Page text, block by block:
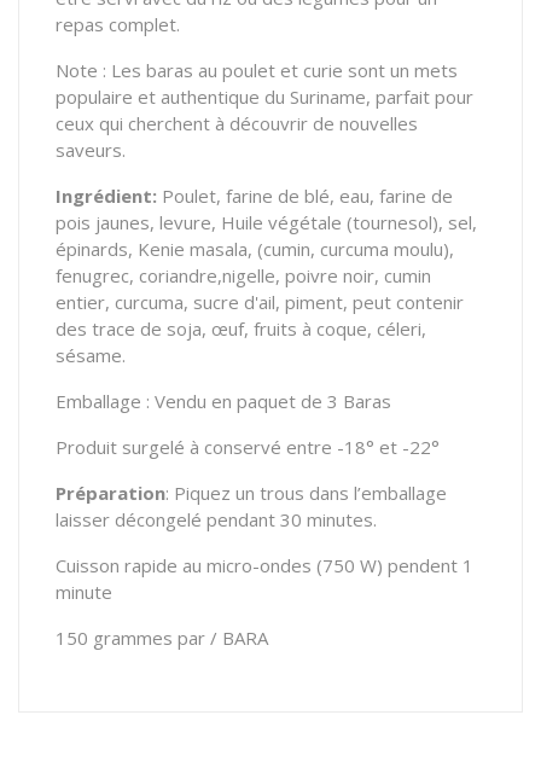
repas complet.
Note : Les baras au poulet et curie sont un mets
populaire et authentique du Suriname, parfait pour
ceux qui cherchent à découvrir de nouvelles
saveurs.
Ingrédient: Poulet, farine de blé, eau, farine de
pois jaunes, levure, Huile végétale (tournesol), sel,
épinards, Kenie masala, (cumin, curcuma moulu),
fenugrec, coriandre,nigelle, poivre noir, cumin
entier, curcuma, sucre d'ail, piment, peut contenir
des trace de soja, œuf, fruits à coque, céleri,
sésame.
Emballage : Vendu en paquet de 3 Baras
Produit surgelé à conservé entre -18° et -22°
Préparation: Piquez un trous dans l’emballage
laisser décongelé pendant 30 minutes.
Cuisson rapide au micro-ondes (750 W) pendent 1
minute
150 grammes par / BARA